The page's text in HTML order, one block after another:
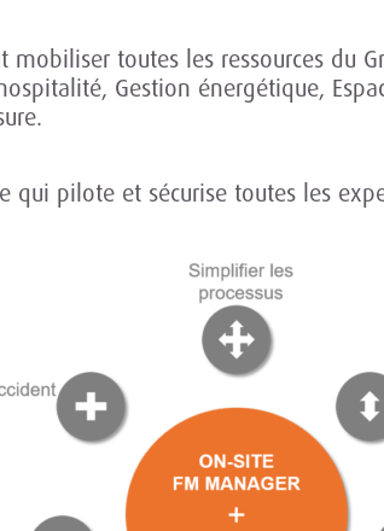
mobiliser toutes les ressources du
Gestion énergétique,
qui pilote et sécurise toutes les